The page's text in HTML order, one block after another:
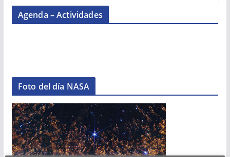
Agenda – Actividades
Foto del día NASA